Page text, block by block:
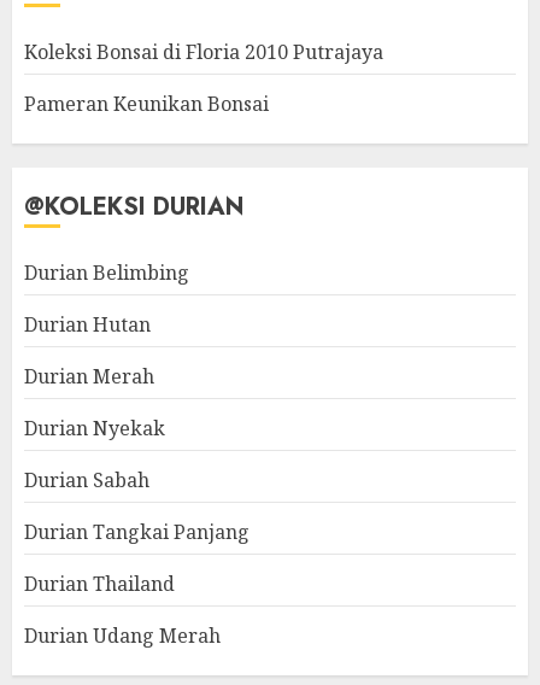
Koleksi Bonsai di Floria 2010 Putrajaya
Pameran Keunikan Bonsai
@KOLEKSI DURIAN
Durian Belimbing
Durian Hutan
Durian Merah
Durian Nyekak
Durian Sabah
Durian Tangkai Panjang
Durian Thailand
Durian Udang Merah